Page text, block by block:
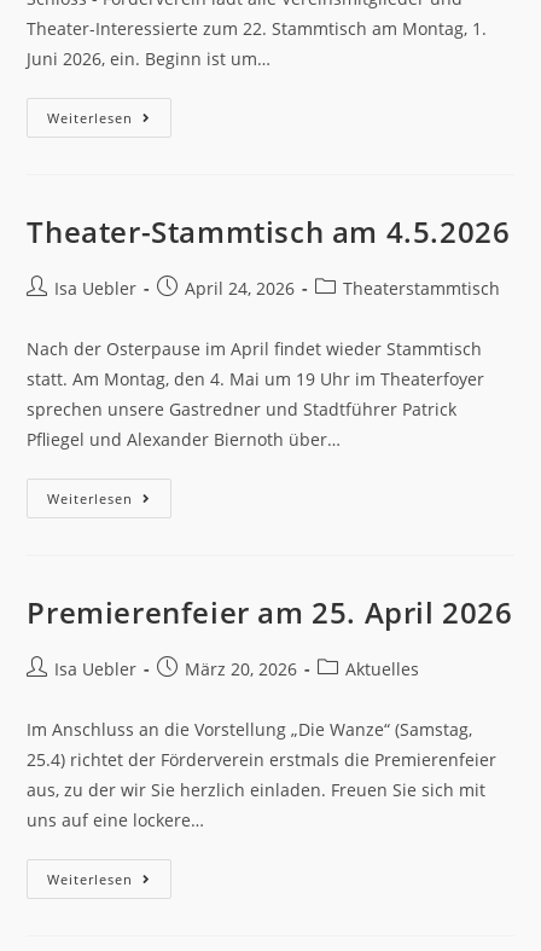
Theater-Interessierte zum 22. Stammtisch am Montag, 1.
Juni 2026, ein. Beginn ist um…
Weiterlesen
Theater-Stammtisch am 4.5.2026
Isa Uebler April 24, 2026 Theaterstammtisch
Nach der Osterpause im April findet wieder Stammtisch
statt. Am Montag, den 4. Mai um 19 Uhr im Theaterfoyer
sprechen unsere Gastredner und Stadtführer Patrick
Pfliegel und Alexander Biernoth über…
Weiterlesen
Premierenfeier am 25. April 2026
Isa Uebler März 20, 2026 Aktuelles
Im Anschluss an die Vorstellung „Die Wanze“ (Samstag,
25.4) richtet der Förderverein erstmals die Premierenfeier
aus, zu der wir Sie herzlich einladen. Freuen Sie sich mit
uns auf eine lockere…
Weiterlesen